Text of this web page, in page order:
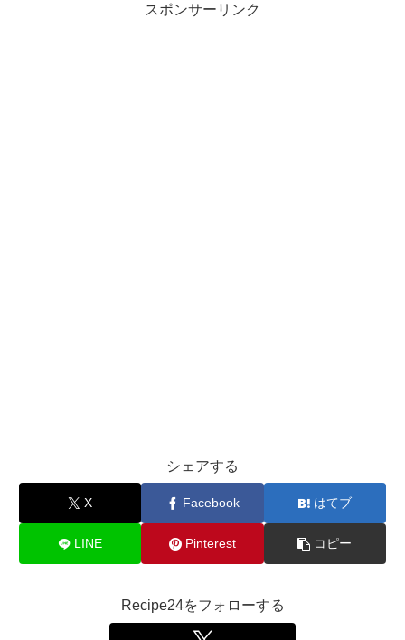
スポンサーリンク
シェアする
X Facebook はてブ
LINE Pinterest コピー
Recipe24をフォローする